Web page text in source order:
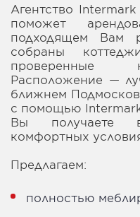
Агентство
поможет
подходящем Вам
собраны
проверенные
Расположение —
ближнем
с помощью Intermark
Вы получаете
комфортных
Предлагаем:
полностью